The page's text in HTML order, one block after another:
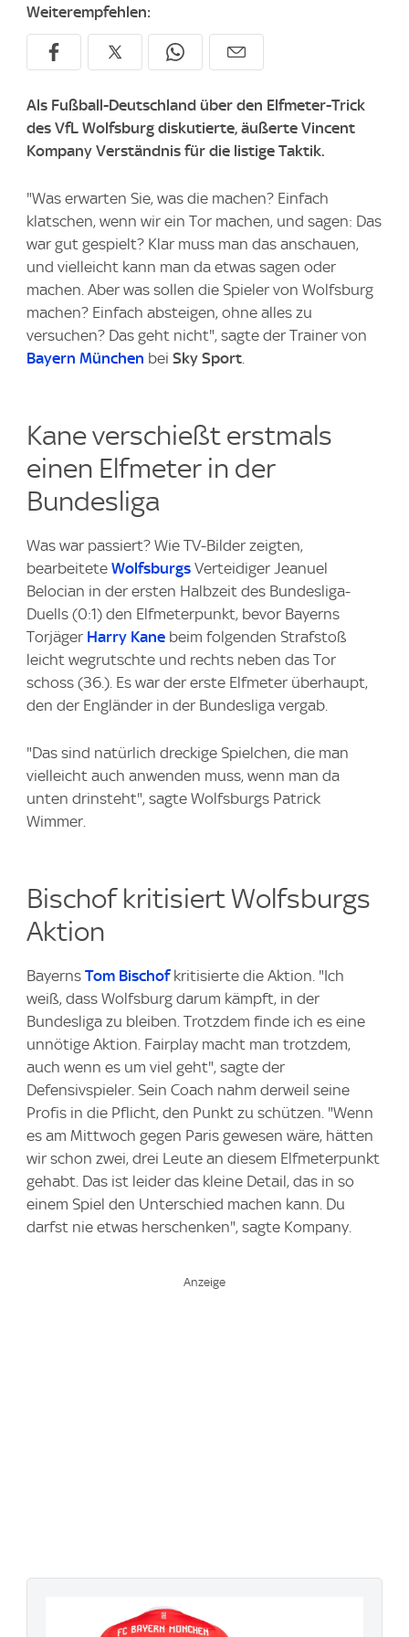
Weiterempfehlen:
Als Fußball-Deutschland über den Elfmeter-Trick
des VfL Wolfsburg diskutierte, äußerte Vincent
Kompany Verständnis für die listige Taktik.
"Was erwarten Sie, was die machen? Einfach
klatschen, wenn wir ein Tor machen, und sagen: Das
war gut gespielt? Klar muss man das anschauen,
und vielleicht kann man da etwas sagen oder
machen. Aber was sollen die Spieler von Wolfsburg
machen? Einfach absteigen, ohne alles zu
versuchen? Das geht nicht", sagte der Trainer von
Bayern München bei Sky Sport.
Kane verschießt erstmals
einen Elfmeter in der
Bundesliga
Was war passiert? Wie TV-Bilder zeigten,
bearbeitete Wolfsburgs Verteidiger Jeanuel
Belocian in der ersten Halbzeit des Bundesliga-
Duells (0:1) den Elfmeterpunkt, bevor Bayerns
Torjäger Harry Kane beim folgenden Strafstoß
leicht wegrutschte und rechts neben das Tor
schoss (36.). Es war der erste Elfmeter überhaupt,
den der Engländer in der Bundesliga vergab.
"Das sind natürlich dreckige Spielchen, die man
vielleicht auch anwenden muss, wenn man da
unten drinsteht", sagte Wolfsburgs Patrick
Wimmer.
Bischof kritisiert Wolfsburgs
Aktion
Bayerns Tom Bischofkritisierte die Aktion. "Ich
weiß, dass Wolfsburg darum kämpft, in der
Bundesliga zu bleiben. Trotzdem finde ich es eine
unnötige Aktion. Fairplay macht man trotzdem,
auch wenn es um viel geht", sagte der
Defensivspieler. Sein Coach nahm derweil seine
Profis in die Pflicht, den Punkt zu schützen. "Wenn
es am Mittwoch gegen Paris gewesen wäre, hätten
wir schon zwei, drei Leute an diesem Elfmeterpunkt
gehabt. Das ist leider das kleine Detail, das in so
einem Spiel den Unterschied machen kann. Du
darfst nie etwas herschenken", sagte Kompany.